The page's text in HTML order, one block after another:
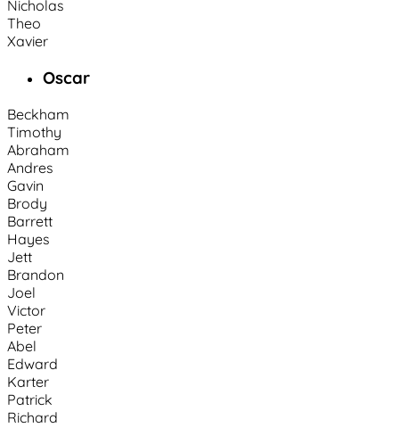
Nicholas
Theo
Xavier
Oscar
Beckham
Timothy
Abraham
Andres
Gavin
Brody
Barrett
Hayes
Jett
Brandon
Joel
Victor
Peter
Abel
Edward
Karter
Patrick
Richard